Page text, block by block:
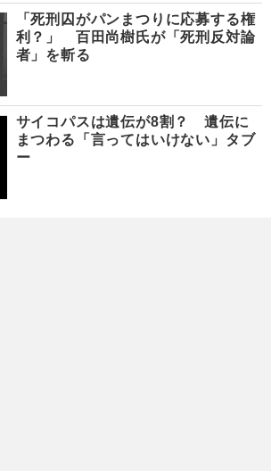
「死刑囚がパンまつりに応募する権
利？」 百田尚樹氏が「死刑反対論
者」を斬る
サイコパスは遺伝が8割？ 遺伝に
まつわる「言ってはいけない」タブ
ー